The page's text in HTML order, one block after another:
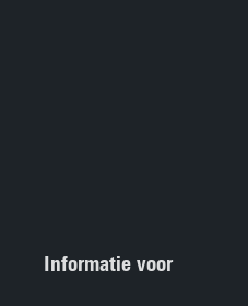
Informatie voor